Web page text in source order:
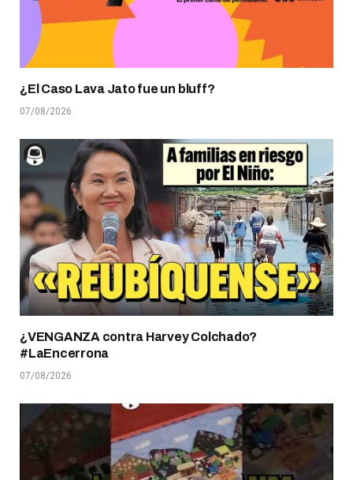
¿El Caso Lava Jato fue un bluff?
07/08/2026
¿VENGANZA contra Harvey Colchado?
#LaEncerrona
07/08/2026